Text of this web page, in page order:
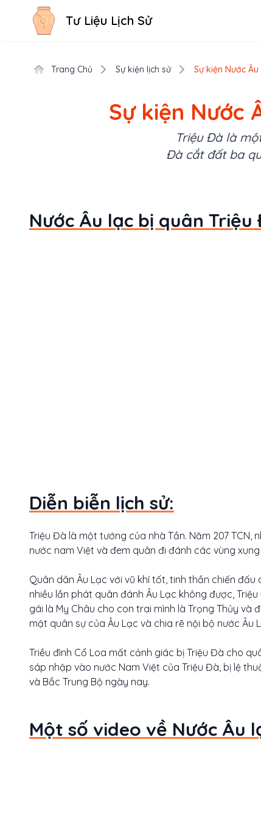
Tư Liệu Lịch Sử
Trang Chủ Sự kiện lịch sử Sự kiện Nước
Sự kiện Nước
Triệu Đà là
Đà cắt đất ba
Nước Âu lạc bị quân Triệu
Diễn biễn lịch sử:
Triệu Đà là một tướng của nhà Tần. Năm 207
nước nam Việt và đem quân đi đánh các vùng
Quân dân Âu Lạc với vũ khí tốt, tinh thần chiến
nhiều lần phát quân đánh Âu Lạc không được,
gái là Mỵ Châu cho con trai mình là Trọng Thủy
mật quân sự của Âu Lạc và chia rẽ nội bộ nước Âu
Triều đình Cổ Loa mất cảnh giác bị Triệu Đà cho
sáp nhập vào nước Nam Việt của Triệu Đà, bị lệ
và Bắc Trung Bộ ngày nay.
Một số video về Nước Âu